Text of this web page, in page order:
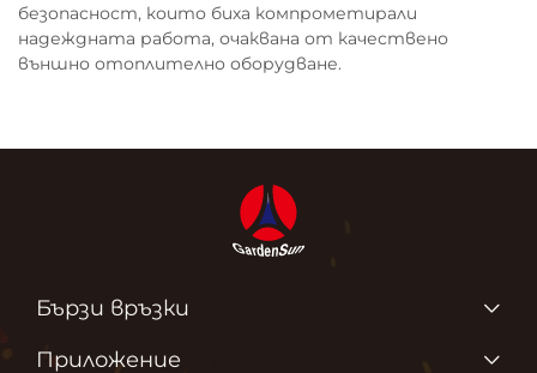
безопасност, които биха компрометирали
надеждната работа, очаквана от качествено
външно отоплително оборудване.
Бързи връзки
ПРОДУКТИ
Приложение